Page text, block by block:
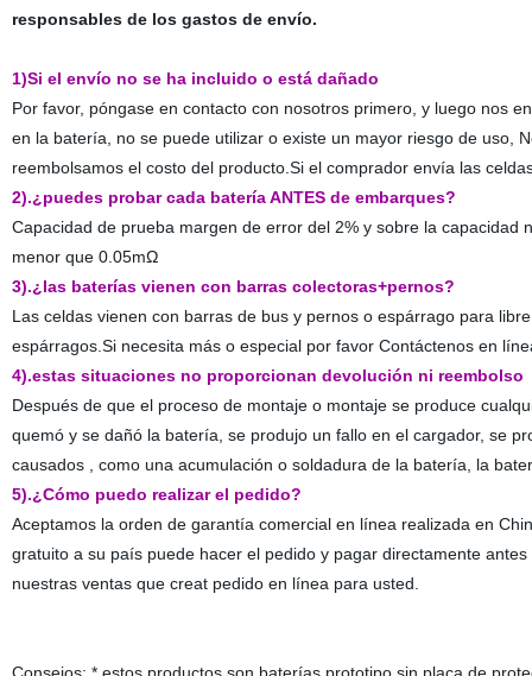
responsables de los gastos de envío.
1)Si el envío no se ha incluido o está dañado
Por favor, póngase en contacto con nosotros primero, y luego nos
en la batería, no se puede utilizar o existe un mayor riesgo de uso,
reembolsamos el costo del producto.Si el comprador envía las
2).¿puedes probar cada batería ANTES de embarques?
Capacidad de prueba margen de error del 2% y sobre la capacidad
menor que 0.05mΩ
3).¿las baterías vienen con barras colectoras+pernos?
Las celdas vienen con barras de bus y pernos o espárrago para
espárragos.Si necesita más o especial por favor Contáctenos en
4).estas situaciones no proporcionan devolución ni reembolso
Después de que el proceso de montaje o montaje se produce
quemó y se dañó la batería, se produjo un fallo en el cargador, se
causados , como una acumulación o soldadura de la batería, la
5).¿Cómo puedo realizar el pedido?
Aceptamos la orden de garantía comercial en línea realizada en
gratuito a su país puede hacer el pedido y pagar directamente
nuestras ventas que creat pedido en línea para usted.